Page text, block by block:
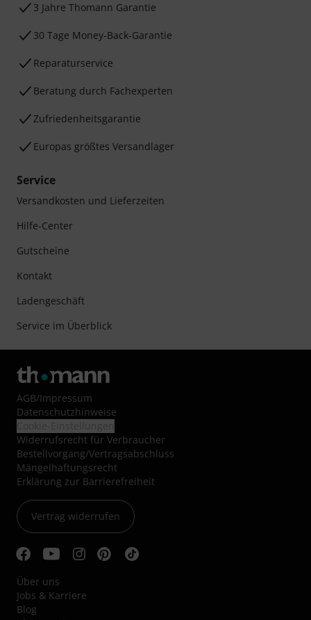
3 Jahre Thomann Garantie
30 Tage Money-Back-Garantie
Reparaturservice
Beratung durch Fachexperten
Zufriedenheitsgarantie
Europas größtes Versandlager
Service
Versandkosten und Lieferzeiten
Hilfe-Center
Gutscheine
Kontakt
Ladengeschäft
Service im Überblick
AGB/Impressum
Datenschutzhinweise
Widerrufsrecht für Verbraucher
Bestellvorgang/Vertragsabschluss
Mängelhaftungsrecht
Erklärung zur Barrierefreiheit
Vertrag widerrufen
Über uns
Jobs & Karriere
Blog